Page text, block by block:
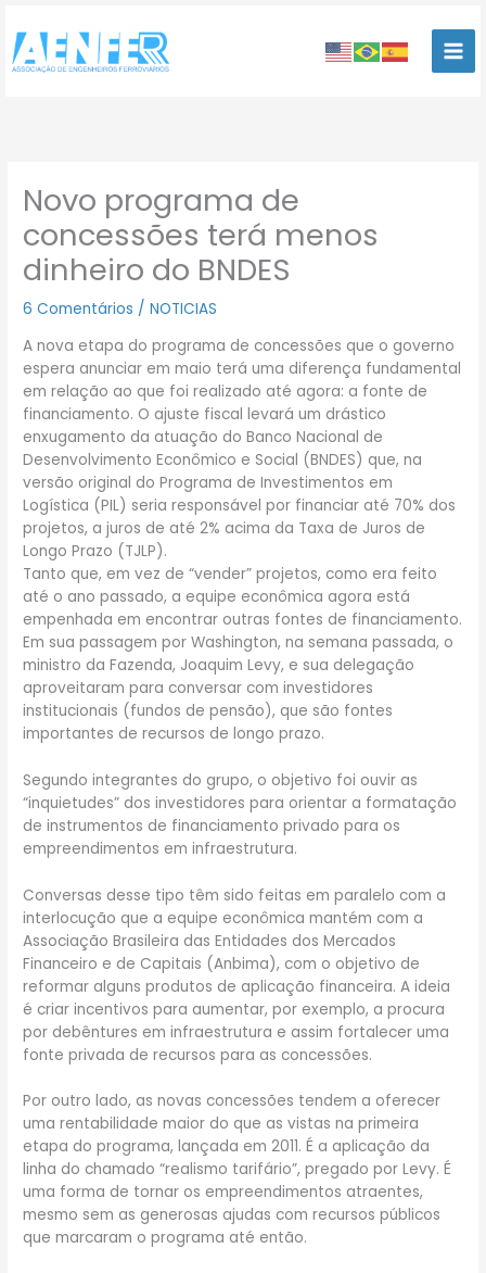
para
conteúdo
Novo programa de
concessões terá menos
dinheiro do BNDES
6 Comentários /NOTICIAS
A nova etapa do programa de concessões que o governo
espera anunciar em maio terá uma diferença fundamental
em relação ao que foi realizado até agora: a fonte de
financiamento. O ajuste fiscal levará um drástico
enxugamento da atuação do Banco Nacional de
Desenvolvimento Econômico e Social (BNDES) que, na
versão original do Programa de Investimentos em
Logística (PIL) seria responsável por financiar até 70% dos
projetos, a juros de até 2% acima da Taxa de Juros de
Longo Prazo (TJLP).
Tanto que, em vez de “vender” projetos, como era feito
até o ano passado, a equipe econômica agora está
empenhada em encontrar outras fontes de financiamento.
Em sua passagem por Washington, na semana passada, o
ministro da Fazenda, Joaquim Levy, e sua delegação
aproveitaram para conversar com investidores
institucionais (fundos de pensão), que são fontes
importantes de recursos de longo prazo.
Segundo integrantes do grupo, o objetivo foi ouvir as
“inquietudes” dos investidores para orientar a formatação
de instrumentos de financiamento privado para os
empreendimentos em infraestrutura.
Conversas desse tipo têm sido feitas em paralelo com a
interlocução que a equipe econômica mantém com a
Associação Brasileira das Entidades dos Mercados
Financeiro e de Capitais (Anbima), com o objetivo de
reformar alguns produtos de aplicação financeira. A ideia
é criar incentivos para aumentar, por exemplo, a procura
por debêntures em infraestrutura e assim fortalecer uma
fonte privada de recursos para as concessões.
Por outro lado, as novas concessões tendem a oferecer
uma rentabilidade maior do que as vistas na primeira
etapa do programa, lançada em 2011. É a aplicação da
linha do chamado “realismo tarifário”, pregado por Levy. É
uma forma de tornar os empreendimentos atraentes,
mesmo sem as generosas ajudas com recursos públicos
que marcaram o programa até então.